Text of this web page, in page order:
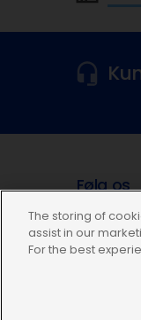
Følg os
The storing of
assist in our
For the best